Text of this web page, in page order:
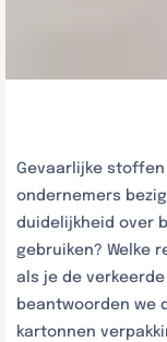
Gevaarlijke stoffen
ondernemers
duidelijkheid over
gebruiken? Welke
als je de
beantwoorden we
kartonnen